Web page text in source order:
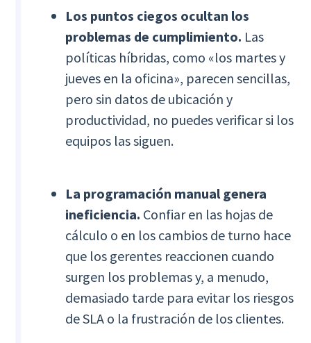
Los puntos ciegos ocultan los
problemas de cumplimiento. Las
políticas híbridas, como «los martes y
jueves en la oficina», parecen sencillas,
pero sin datos de ubicación y
productividad, no puedes verificar si los
equipos las siguen.
La programación manual genera
ineficiencia. Confiar en las hojas de
cálculo o en los cambios de turno hace
que los gerentes reaccionen cuando
surgen los problemas y, a menudo,
demasiado tarde para evitar los riesgos
de SLA o la frustración de los clientes.